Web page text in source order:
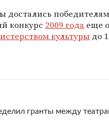
достались
конкурс 2009 года еще
культуры до
гранты между